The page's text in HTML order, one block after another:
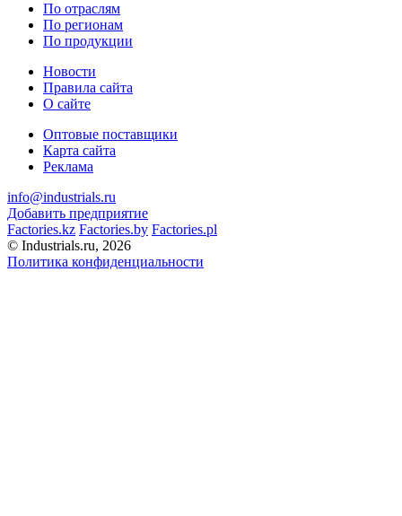
По отраслям
По регионам
По продукции
Новости
Правила сайта
О сайте
Оптовые поставщики
Карта сайта
Реклама
info@industrials.ru
Добавить предприятие
Factories.kz Factories.by Factories.pl
© Industrials.ru, 2026
Политика конфиденциальности